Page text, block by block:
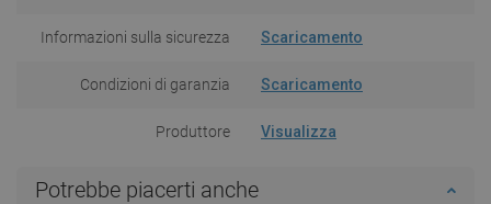
Informazioni sulla sicurezza Scaricamento
Condizioni di garanzia Scaricamento
Produttore Visualizza
Potrebbe piacerti anche